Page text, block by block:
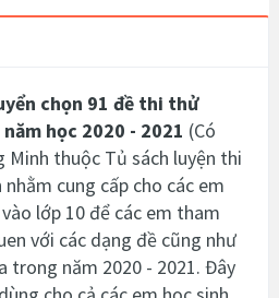
chọn 91 đề thi thử
học 2020 - 2021 (Có
Minh thuộc Tủ sách luyện thi
cung cấp cho các em
lớp 10 để các em tham
với các dạng đề cũng như
trong năm 2020 - 2021. Đây